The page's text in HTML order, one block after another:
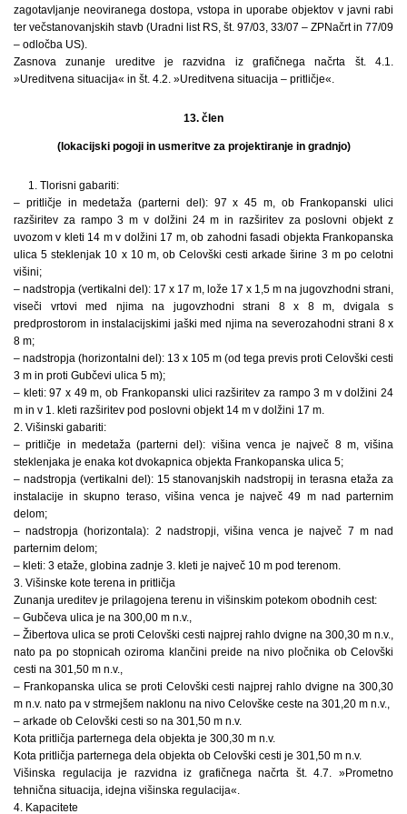
zagotavljanje neoviranega dostopa, vstopa in uporabe objektov v javni rabi
ter večstanovanjskih stavb (Uradni list RS, št. 97/03, 33/07 – ZPNačrt in 77/09
– odločba US).
Zasnova zunanje ureditve je razvidna iz grafičnega načrta št. 4.1.
»Ureditvena situacija« in št. 4.2. »Ureditvena situacija – pritličje«.
13. člen
(lokacijski pogoji in usmeritve za projektiranje in gradnjo)
1. Tlorisni gabariti:
– pritličje in medetaža (parterni del): 97 x 45 m, ob Frankopanski ulici
razširitev za rampo 3 m v dolžini 24 m in razširitev za poslovni objekt z
uvozom v kleti 14 m v dolžini 17 m, ob zahodni fasadi objekta Frankopanska
ulica 5 steklenjak 10 x 10 m, ob Celovški cesti arkade širine 3 m po celotni
višini;
– nadstropja (vertikalni del): 17 x 17 m, lože 17 x 1,5 m na jugovzhodni strani,
viseči vrtovi med njima na jugovzhodni strani 8 x 8 m, dvigala s
predprostorom in instalacijskimi jaški med njima na severozahodni strani 8 x
8 m;
– nadstropja (horizontalni del): 13 x 105 m (od tega previs proti Celovški cesti
3 m in proti Gubčevi ulica 5 m);
– kleti: 97 x 49 m, ob Frankopanski ulici razširitev za rampo 3 m v dolžini 24
m in v 1. kleti razširitev pod poslovni objekt 14 m v dolžini 17 m.
2. Višinski gabariti:
– pritličje in medetaža (parterni del): višina venca je največ 8 m, višina
steklenjaka je enaka kot dvokapnica objekta Frankopanska ulica 5;
– nadstropja (vertikalni del): 15 stanovanjskih nadstropij in terasna etaža za
instalacije in skupno teraso, višina venca je največ 49 m nad parternim
delom;
– nadstropja (horizontala): 2 nadstropji, višina venca je največ 7 m nad
parternim delom;
– kleti: 3 etaže, globina zadnje 3. kleti je največ 10 m pod terenom.
3. Višinske kote terena in pritličja
Zunanja ureditev je prilagojena terenu in višinskim potekom obodnih cest:
– Gubčeva ulica je na 300,00 m n.v.,
– Žibertova ulica se proti Celovški cesti najprej rahlo dvigne na 300,30 m n.v.,
nato pa po stopnicah oziroma klančini preide na nivo pločnika ob Celovški
cesti na 301,50 m n.v.,
– Frankopanska ulica se proti Celovški cesti najprej rahlo dvigne na 300,30
m n.v. nato pa v strmejšem naklonu na nivo Celovške ceste na 301,20 m n.v.,
– arkade ob Celovški cesti so na 301,50 m n.v.
Kota pritličja parternega dela objekta je 300,30 m n.v.
Kota pritličja parternega dela objekta ob Celovški cesti je 301,50 m n.v.
Višinska regulacija je razvidna iz grafičnega načrta št. 4.7. »Prometno
tehnična situacija, idejna višinska regulacija«.
4. Kapacitete